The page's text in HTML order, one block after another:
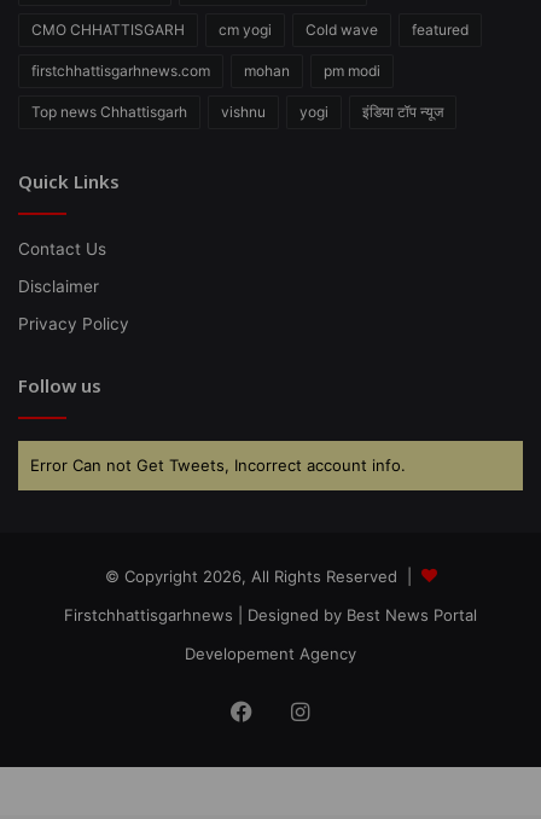
CMO CHHATTISGARH cm yogi Cold wave featured
firstchhattisgarhnews.com mohan pm modi
Top news Chhattisgarh vishnu yogi इंडिया टॉप न्यूज
Quick Links
Contact Us
Disclaimer
Privacy Policy
Follow us
Error Can not Get Tweets, Incorrect account info.
© Copyright 2026, All Rights Reserved |
Firstchhattisgarhnews | Designed by Best News Portal
Developement Agency
FacebookInstagram